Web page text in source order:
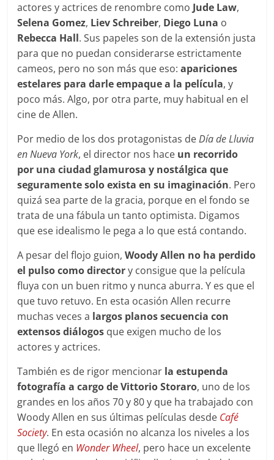
actores y actrices de renombre como Jude Law,
Selena Gomez, Liev Schreiber, Diego Luna o
Rebecca Hall. Sus papeles son de la extensión justa
para que no puedan considerarse estrictamente
cameos, pero no son más que eso:apariciones
estelares para darle empaque a la película, y
poco más. Algo, por otra parte, muy habitual en el
cine de Allen.
Por medio de los dos protagonistas deDía de Lluvia
en Nueva York, el director nos hace un recorrido
por una ciudad glamurosa y nostálgica que
seguramente solo exista en su imaginación. Pero
quizá sea parte de la gracia, porque en el fondo se
trata de una fábula un tanto optimista. Digamos
que ese idealismo le pega a lo que está contando.
A pesar del flojo guion,Woody Allen no ha perdido
el pulso como directory consigue que la película
fluya con un buen ritmo y nunca aburra. Y es que el
que tuvo retuvo. En esta ocasión Allen recurre
muchas veces a largos planos secuencia con
extensos diálogos que exigen mucho de los
actores y actrices.
También es de rigor mencionar la estupenda
fotografía a cargo de Vittorio Storaro, uno de los
grandes en los años 70 y 80 y que ha trabajado con
Woody Allen en sus últimas películas desde Café
Society. En esta ocasión no alcanza los niveles a los
que llegó en Wonder Wheel, pero hace un excelente